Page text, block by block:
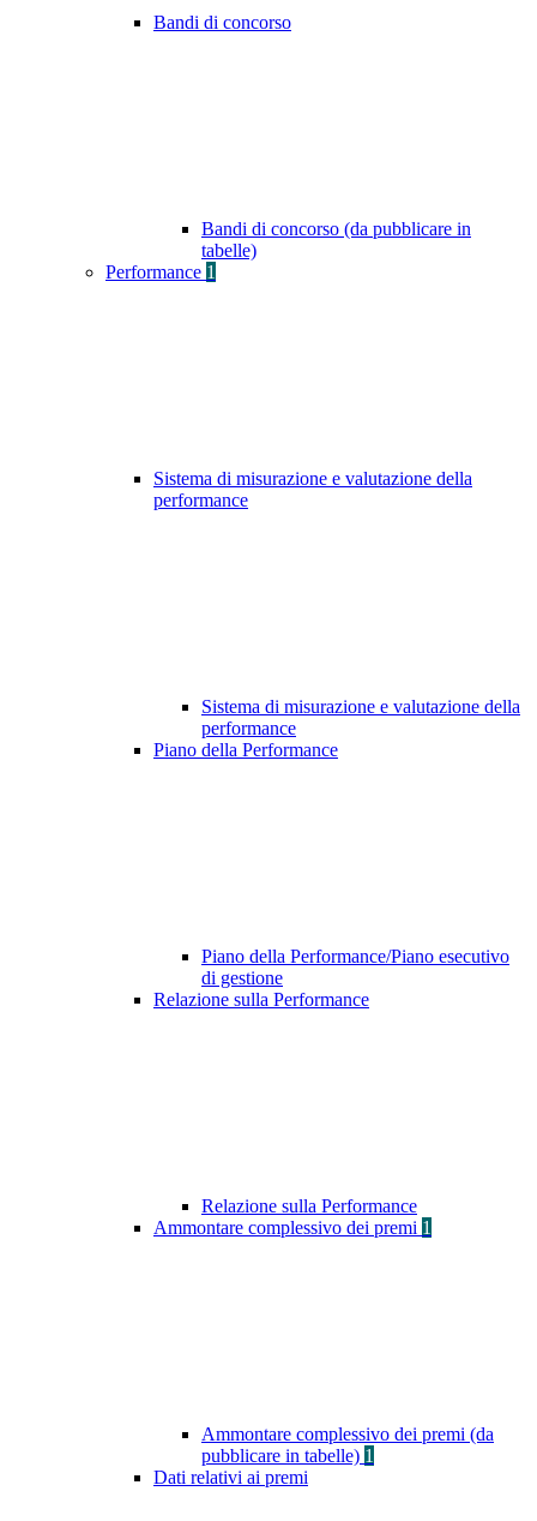
Bandi di concorso
Bandi di concorso (da pubblicare in
tabelle)
Performance 1
Sistema di misurazione e valutazione della
performance
Sistema di misurazione e valutazione della
performance
Piano della Performance
Piano della Performance/Piano esecutivo
di gestione
Relazione sulla Performance
Relazione sulla Performance
Ammontare complessivo dei premi 1
Ammontare complessivo dei premi (da
pubblicare in tabelle) 1
Dati relativi ai premi